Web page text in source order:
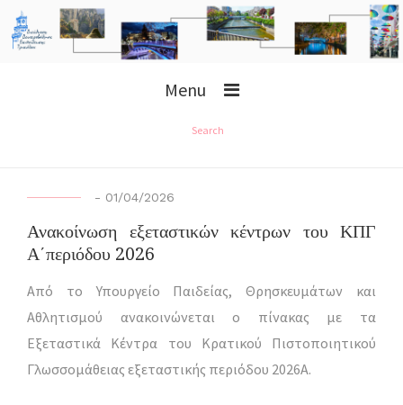
Menu
Search
- 01/04/2026
Ανακοίνωση εξεταστικών κέντρων του ΚΠΓ
Α΄περιόδου 2026
Από το Υπουργείο Παιδείας, Θρησκευμάτων και
Αθλητισμού ανακοινώνεται ο πίνακας με τα
Εξεταστικά Κέντρα του Κρατικού Πιστοποιητικού
Γλωσσομάθειας εξεταστικής περιόδου 2026Α.